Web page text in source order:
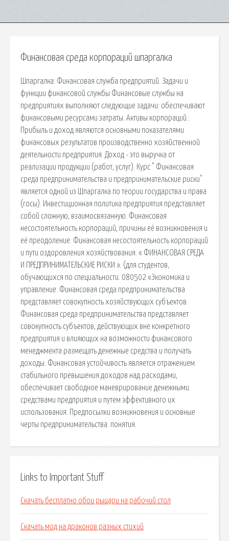
Финансовая среда корпораций шпаргалка
Шпаргалка: Финансовая служба предприятий. Задачи и
функции финансовой службы Финансовые службы на
предприятиях выполняют следующие задачи: обеспечивают
финансовыми ресурсами затраты. Активы корпораций.:
Прибыль и доход являются основными показателями
финансовых результатов производственно хозяйственной
деятельности предприятия. Доход - это выручка от
реализации продукции (работ, услуг). Курс " Финансовая
среда предпринимательства и предпринимательские риски"
является одной из Шпаргалка по теории государства и права
(госы). Инвестиционная политика предприятия представляет
собой сложную, взаимосвязанную. Финансовая
несостоятельность корпораций, причины её возникновения и
её преодоление. Финансовая несостоятельность корпораций
и пути оздоровления хозяйствования. « ФИНАНСОВАЯ СРЕДА
И ПРЕДПРИНИМАТЕЛЬСКИЕ РИСКИ ». (для студентов,
обучающихся по специальности. 080502 «Экономика и
управление. Финансовая среда предпринимательства
представляет совокупность хозяйствующих субъектов.
Финансовая среда предпринимательства представляет
совокупность субъектов, действующих вне конкретного
предприятия и влияющих на возможности финансового
менеджмента размещать денежные средства и получать
доходы. Финансовая устойчивость является отражением
стабильного превышения доходов над расходами,
обеспечивает свободное маневрирование денежными
средствами предприятия и путем эффективного их
использования. Предпосылки возникновения и основные
черты предпринимательства. понятия.
Links to Important Stuff
Скачать бесплатно обои рыцари на рабочий стол
Скачать мод на драконов разных стихий